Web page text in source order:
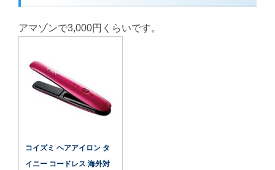
アマゾンで3,000円くらいです。
コイズミ ヘアアイロン タ
イニー コードレス 海外対